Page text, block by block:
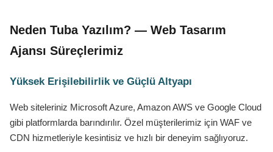
Neden Tuba Yazılım? — Web Tasarım
Ajansı Süreçlerimiz
Yüksek Erişilebilirlik ve Güçlü Altyapı
Web siteleriniz Microsoft Azure, Amazon AWS ve Google Cloud
gibi platformlarda barındırılır. Özel müşterilerimiz için WAF ve
CDN hizmetleriyle kesintisiz ve hızlı bir deneyim sağlıyoruz.